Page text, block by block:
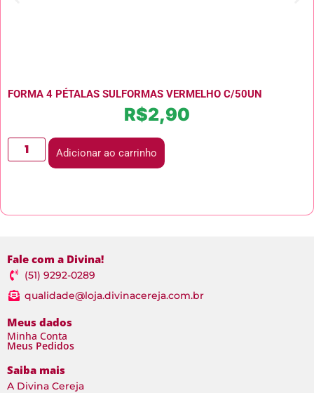
FORMA 4 PÉTALAS SULFORMAS VERMELHO C/50UN
R$2,90
Adicionar ao carrinho
Fale com a Divina!
(51) 9292-0289
qualidade@loja.divinacereja.com.br
Meus dados
Minha Conta
Meus Pedidos
Saiba mais
A Divina Cereja